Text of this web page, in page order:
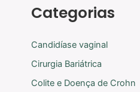
Categorias
Candidíase vaginal
Cirurgia Bariátrica
Colite e Doença de Crohn